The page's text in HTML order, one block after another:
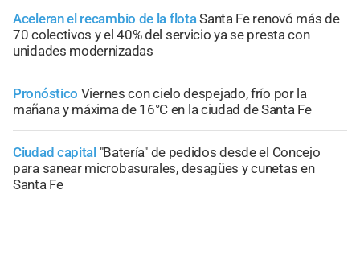
Aceleran el recambio de la flotaSanta Fe renovó más de
70 colectivos y el 40% del servicio ya se presta con
unidades modernizadas
Pronóstico Viernes con cielo despejado, frío por la
mañana y máxima de 16°C en la ciudad de Santa Fe
Ciudad capital "Batería" de pedidos desde el Concejo
para sanear microbasurales, desagües y cunetas en
Santa Fe